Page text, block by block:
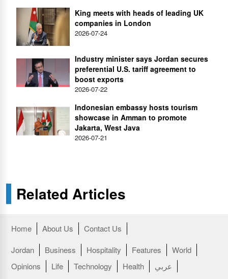
King meets with heads of leading UK
companies in London
2026-07-24
Industry minister says Jordan secures
preferential U.S. tariff agreement to
boost exports
2026-07-22
Indonesian embassy hosts tourism
showcase in Amman to promote
Jakarta, West Java
2026-07-21
Related Articles
Home About Us
Contact Us
Jordan
Business Hospitality Features
World
Opinions
Life Technology Health عربي